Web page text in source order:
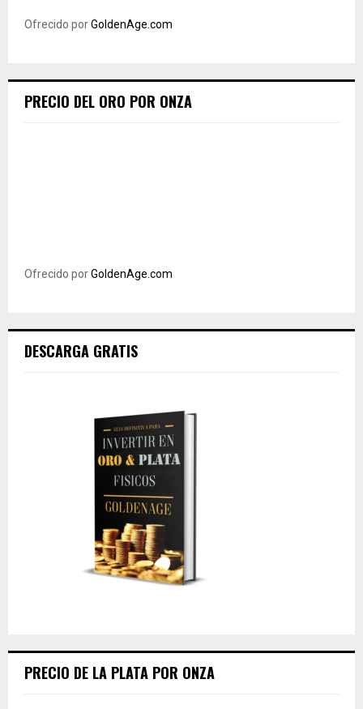
Ofrecido porGoldenAge.com
PRECIO DEL ORO POR ONZA
Ofrecido porGoldenAge.com
DESCARGA GRATIS
PRECIO DE LA PLATA POR ONZA